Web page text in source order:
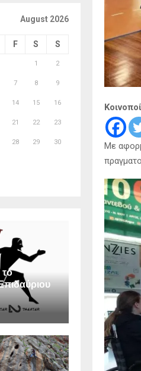
Με
August 2026
F S S
1 2
7 8 9
14 15 16
21 22 23
28 29 30